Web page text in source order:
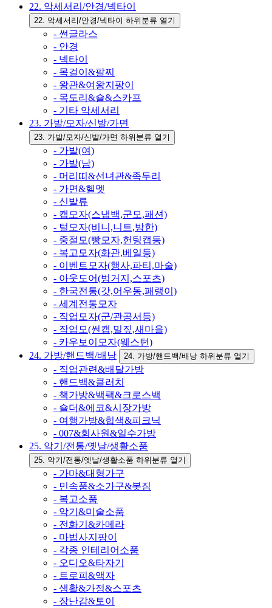
22. 악세서리/안경/넥타이
22. 악세서리/안경/넥타이 하위분류 열기
- 썬글라스
- 안경
- 넥타이
- 목걸이&팔찌
- 왕관&여왕지팡이
- 목도리&숄&스카프
- 기타 악세서리
23. 가발/모자/신발/가면
23. 가발/모자/신발/가면 하위분류 열기
- 가발(여)
- 가발(남)
- 머리띠&선녀관&족두리
- 가면&헬멧
- 신발류
- 캡모자(스냅백,군모,패션)
- 털모자(비니,니트,방한)
- 중절모(빵모자,헌팅캡등)
- 복고모자(화관,베일등)
- 이벤트모자(행사,파티,마술)
- 아웃도어(벙거지,스포츠)
- 한국전통(갓,어우동,패랭이)
- 세계전통모자
- 직업모자(군/관공서등)
- 작업모(썬캡,밀짚,새마을)
- 카우보이모자(웨스턴)
24. 가방/핸드백/배낭
24. 가방/핸드백/배낭 하위분류 열기
- 직업관련&배달가방
- 핸드백&클러치
- 책가방&백팩&크로스백
- 숄더&에코&시장가방
- 여행가방&힙색&피크닉
- 007&회사원&일수가방
25. 악기/전통/옛날/생활소품
25. 악기/전통/옛날/생활소품 하위분류 열기
- 가마&대형가구
- 민속품&소가구&봇짐
- 복고소품
- 악기&미술소품
- 전화기&카메라
- 마법사지팡이
- 각종 인테리어소품
- 오디오&타자기
- 트로피&액자
- 생활&가정&스포츠
- 장난감&토이